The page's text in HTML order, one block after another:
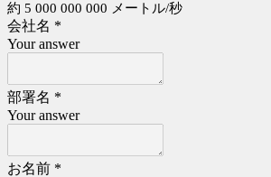
約 5 000 000 000 メートル/秒
会社名 *
Your answer
部署名 *
Your answer
お名前 *